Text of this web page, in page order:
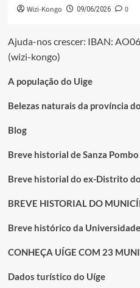
Wizi-Kongo 09/06/2026 0
Ajuda-nos crescer: IBAN:
(wizi-kongo)
A população do Uige
Belezas naturais da província
Blog
Breve historial de Sanza Pombo
Breve historial do ex-Distrito
BREVE HISTORIAL DO
Breve histórico da
CONHEÇA UÍGE COM 23
Dados turístico do Uíge